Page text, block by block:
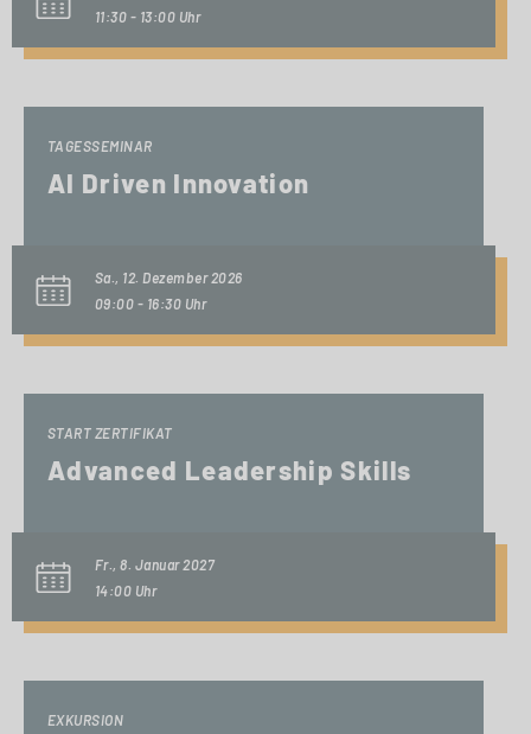
11:30 - 13:00 Uhr
TAGESSEMINAR
AI Driven Innovation
Sa., 12. Dezember 2026
09:00 - 16:30 Uhr
START ZERTIFIKAT
Advanced Leadership Skills
Fr., 8. Januar 2027
14:00 Uhr
EXKURSION